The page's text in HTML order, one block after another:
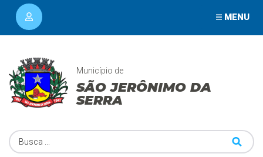
MENU
Município de
SÃO JERÔNIMO DA
SERRA